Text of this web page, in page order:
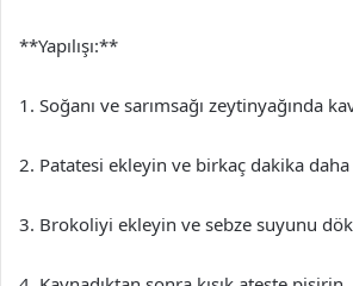
**Yapılışı:**
1. Soğanı ve sarımsağı zeytinyağında
2. Patatesi ekleyin ve birkaç dakika
3. Brokoliyi ekleyin ve sebze suyunu